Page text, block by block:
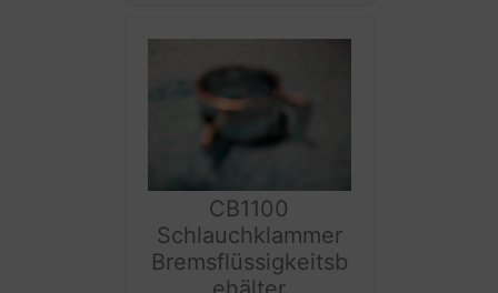
CB1100
Schlauchklammer
Bremsflüssigkeitsb